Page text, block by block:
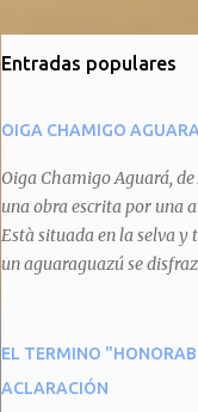
Entradas populares
OIGA CHAMIGO AGUARA
Oiga Chamigo Aguará, de
una obra escrita por una
Està situada en la selva y
un aguaraguazú se
animal que pretenda
primera instancia aparece
EL TERMINO
ACLARACIÓN